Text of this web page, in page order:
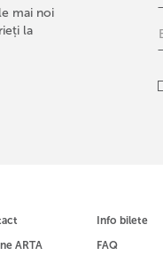
mai noi
la
ARTA
Info bilete
FAQ